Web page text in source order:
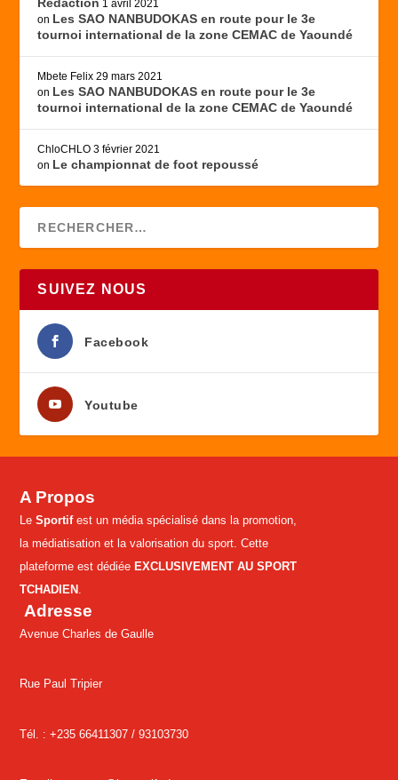
1 avril 2021
on Les SAO NANBUDOKAS en route pour le 3e
tournoi international de la zone CEMAC de Yaoundé
Mbete Felix 29 mars 2021
on Les SAO NANBUDOKAS en route pour le 3e
tournoi international de la zone CEMAC de Yaoundé
ChloCHLO 3 février 2021
on Le championnat de foot repoussé
SUIVEZ NOUS
Facebook
Youtube
A Propos
LeSportifest un média spécialisé dans la promotion,
la médiatisation et la valorisation du sport. Cette
plateforme est dédiée EXCLUSIVEMENT AU SPORT
TCHADIEN
Adresse
Avenue Charles de Gaulle
Rue Paul Tripier
Tél. : +235 66411307 /93103730